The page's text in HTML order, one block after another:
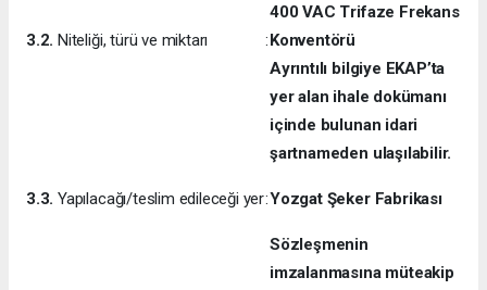
3.2. Niteliği, türü ve miktarı :
400 VAC Trifaze Frekans
Konventörü
Ayrıntılı bilgiye EKAP’ta
yer alan ihale dokümanı
içinde bulunan idari
şartnameden ulaşılabilir.
3.3. Yapılacağı/teslim edileceği yer:Yozgat Şeker Fabrikası
Sözleşmenin
imzalanmasına müteakip